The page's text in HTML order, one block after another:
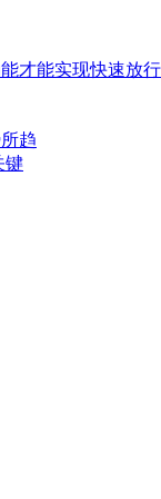
才能实现快速放
趋
键